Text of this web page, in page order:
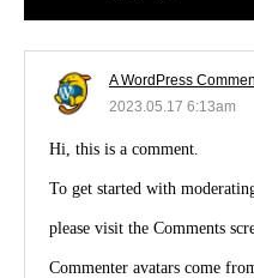
HOME
A WordPress
2023.05.17 6:13am
Hi, this is a comment.
To get started with
please visit the Comments
Commenter avatars come